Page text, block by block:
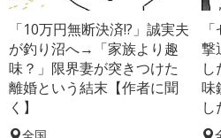
「10万円無断決済!?」誠実夫
が釣り沼へ→「家族より趣
味？」限界妻が突きつけた
離婚という結末【作者に聞
く】
全国
撃
味
し